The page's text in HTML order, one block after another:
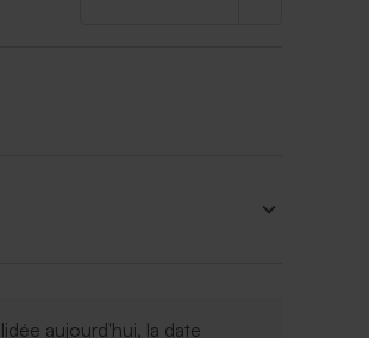
aujourd'hui, la date